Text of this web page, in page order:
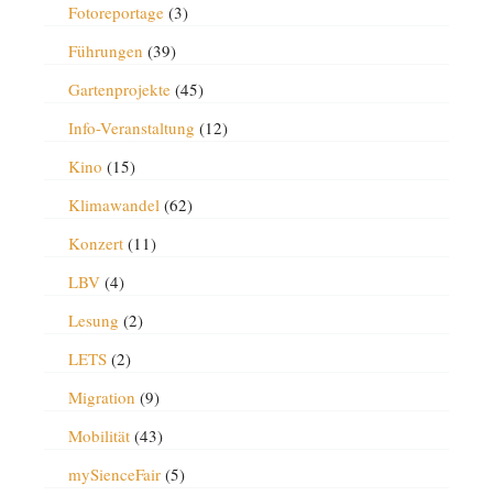
Fotoreportage(3)
Führungen (39)
Gartenprojekte(45)
Info-Veranstaltung (12)
Kino (15)
Klimawandel(62)
Konzert(11)
LBV(4)
Lesung (2)
LETS(2)
Migration (9)
Mobilität(43)
mySienceFair(5)